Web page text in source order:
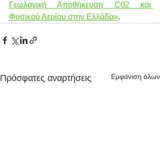
Γεωλογική Αποθήκευση C02 και
Φυσικού Αερίου στην Ελλάδα».
Πρόσφατες αναρτήσεις Εμφάνιση όλων